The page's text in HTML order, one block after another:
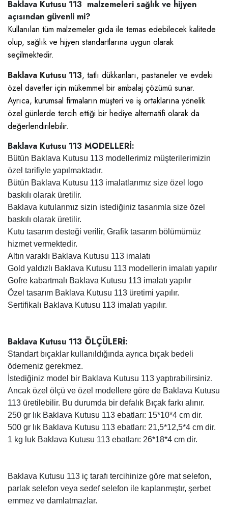
Baklava Kutusu 113 malzemeleri sağlık ve hijyen
açısından güvenli mi?
Kullanılan tüm malzemeler gıda ile temas edebilecek kalitede
olup, sağlık ve hijyen standartlarına uygun olarak
seçilmektedir.
Baklava Kutusu 113, tatlı dükkanları, pastaneler ve evdeki
özel davetler için mükemmel bir ambalaj çözümü sunar.
Ayrıca, kurumsal firmaların müşteri ve iş ortaklarına yönelik
özel günlerde tercih ettiği bir hediye alternatifi olarak da
değerlendirilebilir.
Baklava Kutusu 113 MODELLERİ:
Bütün Baklava Kutusu 113 modellerimiz müşterilerimizin
özel tarifiyle yapılmaktadır.
Bütün Baklava Kutusu 113 imalatlarımız size özel logo
baskılı olarak üretilir.
Baklava kutularımız sizin istediğiniz tasarımla size özel
baskılı olarak üretilir.
Kutu tasarım desteği verilir, Grafik tasarım bölümümüz
hizmet vermektedir.
Altın varaklı Baklava Kutusu 113 imalatı
Gold yaldızlı Baklava Kutusu 113 modellerin imalatı yapılır
Gofre kabartmalı Baklava Kutusu 113 imalatı yapılır
Özel tasarım Baklava Kutusu 113 üretimi yapılır.
Sertifikalı Baklava Kutusu 113 imalatı yapılır.
Baklava Kutusu 113 ÖLÇÜLERİ:
Standart bıçaklar kullanıldığında ayrıca bıçak bedeli
ödemeniz gerekmez.
İstediğiniz model bir Baklava Kutusu 113 yaptırabilirsiniz.
Ancak özel ölçü ve özel modellere göre de Baklava Kutusu
113 üretilebilir. Bu durumda bir defalık Bıçak farkı alınır.
250 gr lık Baklava Kutusu 113 ebatları: 15*10*4 cm dir.
500 gr lık Baklava Kutusu 113 ebatları: 21,5*12,5*4 cm dir.
1 kg luk Baklava Kutusu 113 ebatları: 26*18*4 cm dir.
Baklava Kutusu 113 iç tarafı tercihinize göre mat selefon,
parlak selefon veya sedef selefon ile kaplanmıştır, şerbet
emmez ve damlatmazlar.